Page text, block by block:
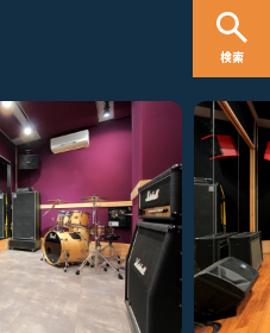
検索